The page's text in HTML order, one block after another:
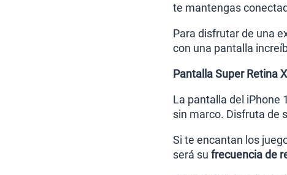
te mantengas
Para disfrutar de una
con una pantalla
Pantalla Super Retina
La pantalla del iPhone
sin marco. Disfruta de
Si te encantan los
será su frecuencia de